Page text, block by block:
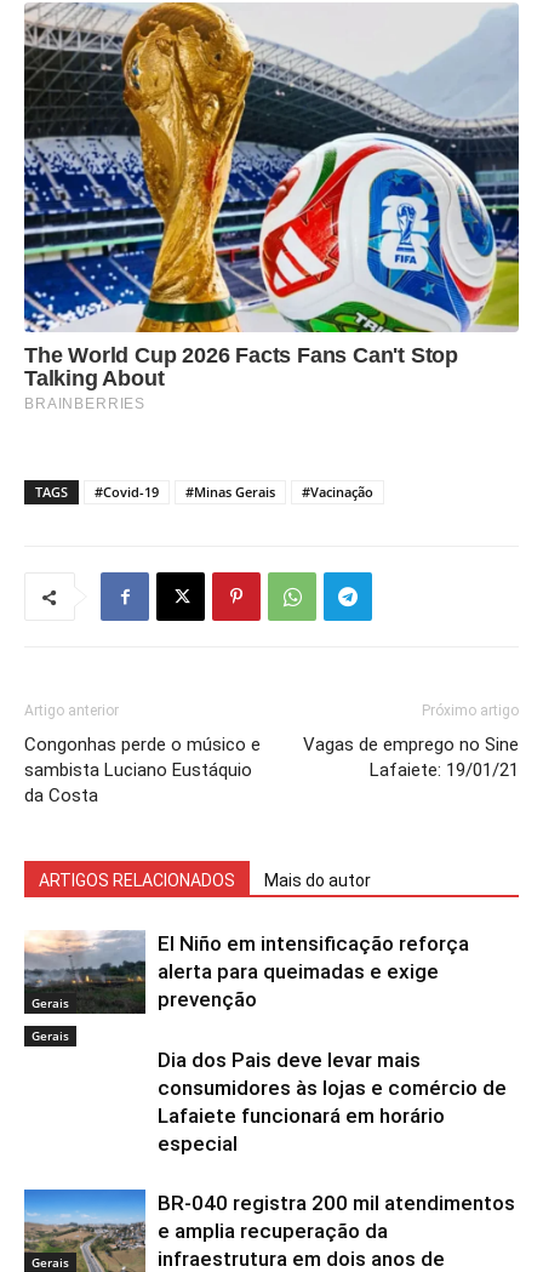
TAGS #Covid-19 #Minas Gerais #Vacinação
Artigo anterior
Congonhas perde o músico e
sambista Luciano Eustáquio
da Costa
Próximo artigo
Vagas de emprego no Sine
Lafaiete: 19/01/21
ARTIGOS RELACIONADOS Mais do autor
Gerais
El Niño em intensificação reforça
alerta para queimadas e exige
prevenção
Gerais
Dia dos Pais deve levar mais
consumidores às lojas e comércio de
Lafaiete funcionará em horário
especial
Gerais
BR-040 registra 200 mil atendimentos
e amplia recuperação da
infraestrutura em dois anos de